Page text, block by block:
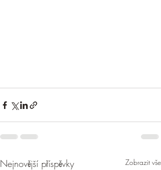
Nejnovější příspěvky Zobrazit vše